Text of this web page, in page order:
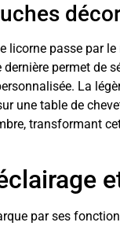
licorne passe par
permet de
La
une table de
transformant
par ses